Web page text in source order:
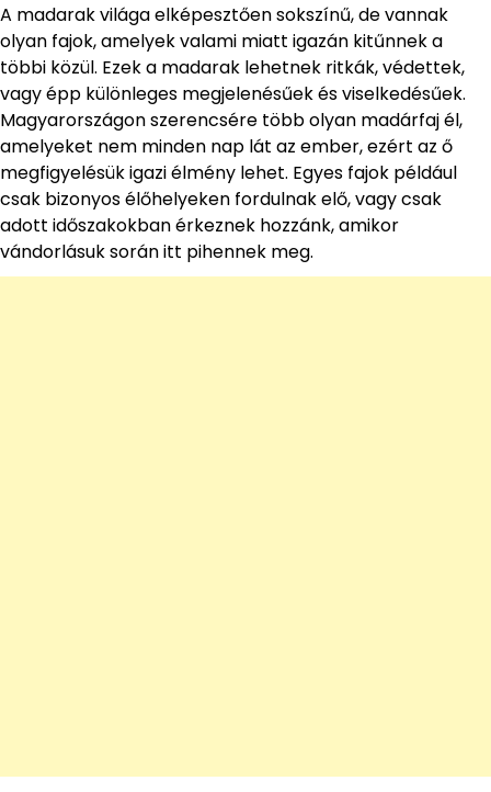
A madarak világa elképesztően sokszínű, de vannak
olyan fajok, amelyek valami miatt igazán kitűnnek a
többi közül. Ezek a madarak lehetnek ritkák, védettek,
vagy épp különleges megjelenésűek és viselkedésűek.
Magyarországon szerencsére több olyan madárfaj él,
amelyeket nem minden nap lát az ember, ezért az ő
megfigyelésük igazi élmény lehet. Egyes fajok például
csak bizonyos élőhelyeken fordulnak elő, vagy csak
adott időszakokban érkeznek hozzánk, amikor
vándorlásuk során itt pihennek meg.